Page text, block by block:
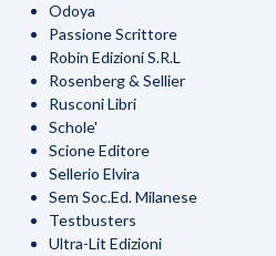
Odoya
Passione Scrittore
Robin Edizioni S.R.L
Rosenberg & Sellier
Rusconi Libri
Schole'
Scione Editore
Sellerio Elvira
Sem Soc.Ed. Milanese
Testbusters
Ultra-Lit Edizioni